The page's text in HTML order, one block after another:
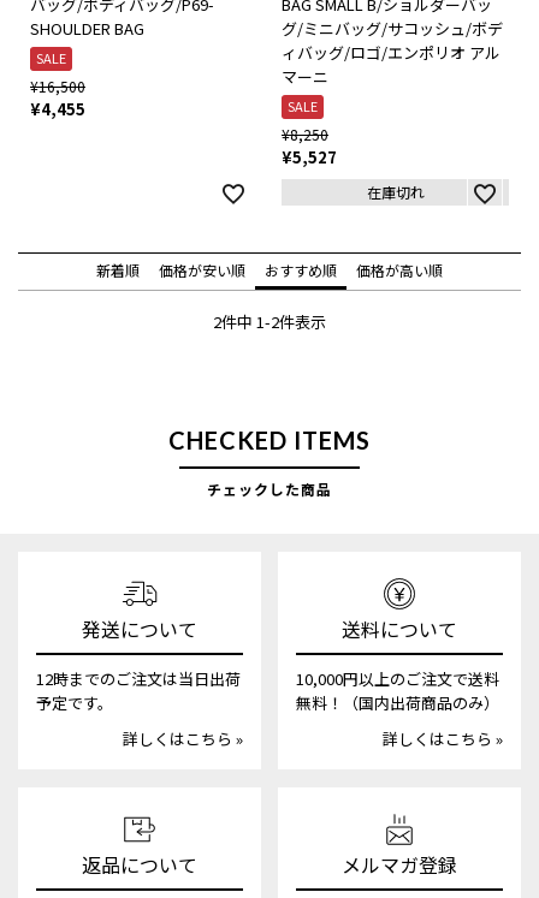
SHOULDER BAG
SALE
¥16,500
¥4,455
グ/ミニバッグ/サコッシュ/ボデ
ィバッグ/ロゴ/エンポリオ アル
マーニ
SALE
¥8,250
¥5,527
在庫切れ
新着順 価格が安い順 おすすめ順 価格が高い順
2件中 1-2件表示
CHECKED ITEMS
チェックした商品
発送について
12時までのご注文は当日出荷
予定です。
詳しくはこちら »
送料について
10,000円以上のご注文で送料
無料！（国内出荷商品のみ）
詳しくはこちら »
返品について メルマガ登録